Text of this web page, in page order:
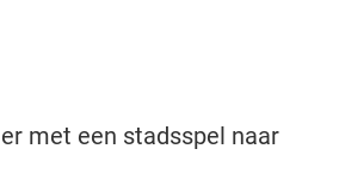
met een stadsspel naar